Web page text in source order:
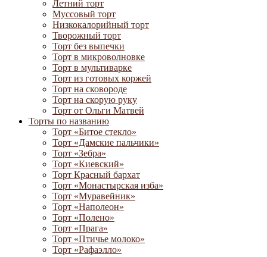
Летний торт
Муссовый торт
Низкокалорийный торт
Творожный торт
Торт без выпечки
Торт в микроволновке
Торт в мультиварке
Торт из готовых коржей
Торт на сковороде
Торт на скорую руку
Торт от Ольги Матвей
Торты по названию
Торт «Битое стекло»
Торт «Дамские пальчики»
Торт «Зебра»
Торт «Киевский»
Торт Красный бархат
Торт «Монастырская изба»
Торт «Муравейник»
Торт «Наполеон»
Торт «Полено»
Торт «Прага»
Торт «Птичье молоко»
Торт «Рафаэлло»